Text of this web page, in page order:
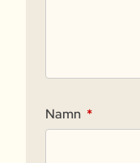
Namn *